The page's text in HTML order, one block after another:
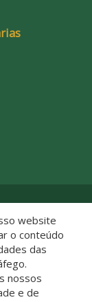
website
o conteúdo
das
nossos
e de